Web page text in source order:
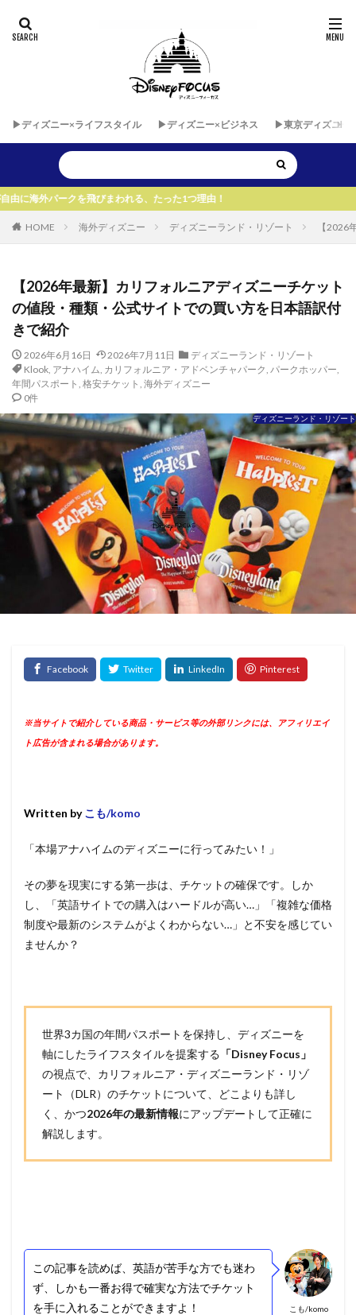
▶︎ディズニー×ライフスタイル ▶︎ディズニー×ビジネス ▶︎東京ディズニー
まわれる、たった1つ理由！
HOME 海外ディズニー ディズニーランド・リゾート 【2026
【2026年最新】カリフォルニアディズニーチケット
の値段・種類・公式サイトでの買い方を日本語訳付
きで紹介
2026年6月16日 2026年7月11日
ディズニーランド・リゾート
Klook, アナハイム, カリフォルニア・アドベンチャパーク, パークホッパー,
年間パスポート , 格安チケット , 海外ディズニー
0件
ディズニーランド・リゾート
※当サイトで紹介している商品・サービス等の外部リンクには、アフィリエイ
ト広告が含まれる場合があります。
Written by こも/komo
「本場アナハイムのディズニーに行ってみたい！」
その夢を現実にする第一歩は、チケットの確保です。しか
し、「英語サイトでの購入はハードルが高い…」「複雑な価格
制度や最新のシステムがよくわからない…」と不安を感じてい
ませんか？
世界3カ国の年間パスポートを保持し、ディズニーを
軸にしたライフスタイルを提案する 「Disney Focus」
の視点で、カリフォルニア・ディズニーランド・リゾ
ート（DLR）のチケットについて、どこよりも詳し
く、かつ2026年の最新情報にアップデートして正確に
解説します。
こも/komo
この記事を読めば、英語が苦手な方でも迷わ
ず、しかも一番お得で確実な方法でチケット
を手に入れることができますよ！